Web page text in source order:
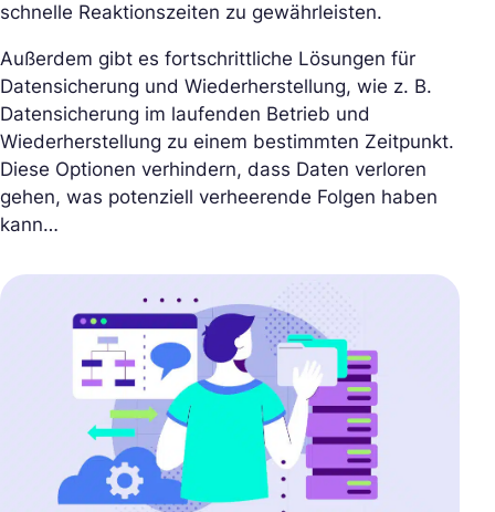
schnelle Reaktionszeiten zu gewährleisten.
Außerdem gibt es fortschrittliche Lösungen für
Datensicherung und Wiederherstellung, wie z. B.
Datensicherung im laufenden Betrieb und
Wiederherstellung zu einem bestimmten Zeitpunkt.
Diese Optionen verhindern, dass Daten verloren
gehen, was potenziell verheerende Folgen haben
kann…